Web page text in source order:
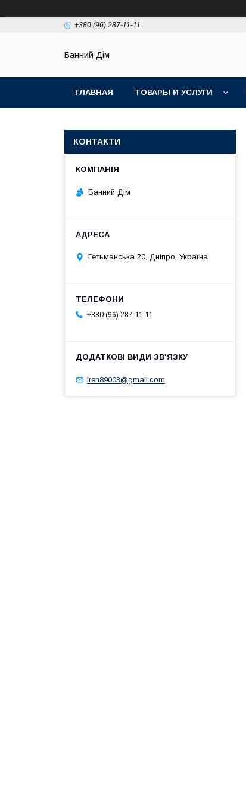
+380 (96) 287-11-11
Банний Дім
ГЛАВНАЯ ТОВАРЫ И УСЛУГИ
КОНТАКТИ
Банний Дім
Гетьманська 20, Дніпро, Україна
+380 (96) 287-11-11
iren89003@gmail.com